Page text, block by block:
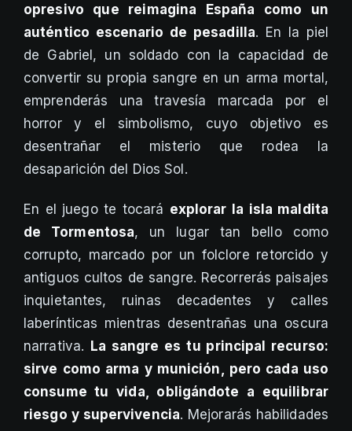
opresivo que reimagina España como un
auténtico escenario de pesadilla. En la piel
de Gabriel, un soldado con la capacidad de
convertir su propia sangre en un arma mortal,
emprenderás una travesía marcada por el
horror y el simbolismo, cuyo objetivo es
desentrañar el misterio que rodea la
desaparición del Dios Sol.
En el juego te tocará explorar la isla maldita
de Tormentosa, un lugar tan bello como
corrupto, marcado por un folclore retorcido y
antiguos cultos de sangre. Recorrerás paisajes
inquietantes, ruinas decadentes y calles
laberínticas mientras desentrañas una oscura
narrativa. La sangre es tu principal recurso:
sirve como arma y munición, pero cada uso
consume tu vida, obligándote a equilibrar
riesgo y supervivencia. Mejorarás habilidades